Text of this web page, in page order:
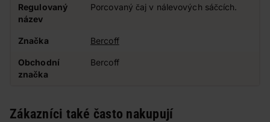
Regulovaný
název
Porcovaný čaj v nálevových sáčcích.
Značka Bercoff
Obchodní
značka
Bercoff
Zákazníci také často nakupují